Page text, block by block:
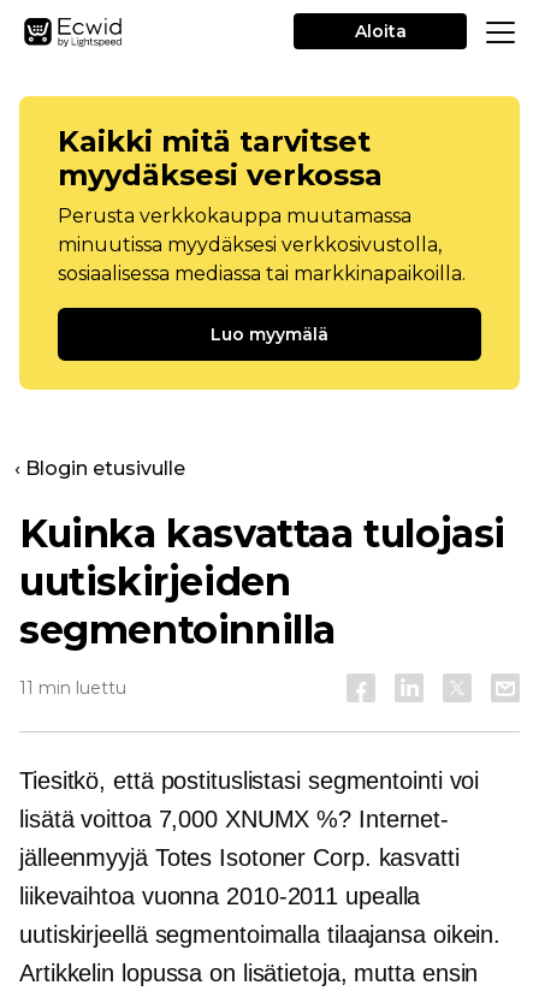
Aloita
Kaikki mitä tarvitset
myydäksesi verkossa
Perusta verkkokauppa muutamassa
minuutissa myydäksesi verkkosivustolla,
sosiaalisessa mediassa tai markkinapaikoilla.
Luo myymälä
‹ Blogin etusivulle
Kuinka kasvattaa tulojasi
uutiskirjeiden
segmentoinnilla
11 min luettu
Tiesitkö, että postituslistasi segmentointi voi
lisätä voittoa 7,000 XNUMX %? Internet-
jälleenmyyjä Totes Isotoner Corp. kasvatti
liikevaihtoa vuonna 2010-2011 upealla
uutiskirjeellä segmentoimalla tilaajansa oikein.
Artikkelin lopussa on lisätietoja, mutta ensin